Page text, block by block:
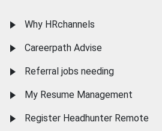
Why HRchannels
Careerpath Advise
Referral jobs needing
My Resume Management
Register Headhunter Remote